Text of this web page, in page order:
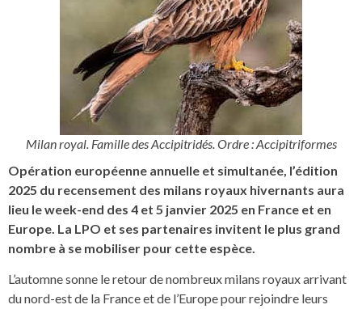
Milan royal. Famille des Accipitridés. Ordre : Accipitriformes
Opération européenne annuelle et simultanée, l’édition
2025 du recensement des milans royaux hivernants aura
lieu le week-end des 4 et 5 janvier 2025 en France et en
Europe. La LPO et ses partenaires invitent le plus grand
nombre à se mobiliser pour cette espèce.
L’automne sonne le retour de nombreux milans royaux arrivant
du nord-est de la France et de l’Europe pour rejoindre leurs